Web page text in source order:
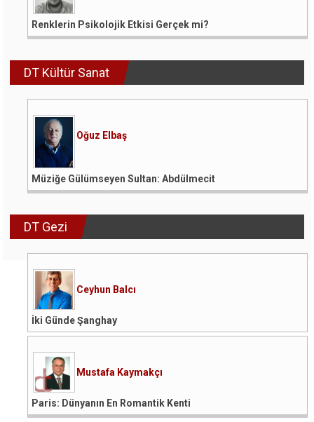
Renklerin Psikolojik Etkisi Gerçek mi?
DT Kültür Sanat
Oğuz Elbaş
Müziğe Gülümseyen Sultan: Abdülmecit
DT Gezi
Ceyhun Balcı
İki Günde Şanghay
Mustafa Kaymakçı
Paris: Dünyanın En Romantik Kenti